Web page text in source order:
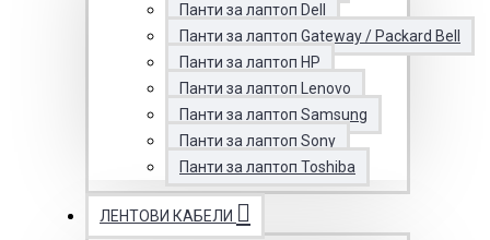
Панти за лаптоп Dell
Панти за лаптоп Gateway / Packard Bell
Панти за лаптоп HP
Панти за лаптоп Lenovo
Панти за лаптоп Samsung
Панти за лаптоп Sony
Панти за лаптоп Toshiba
ЛЕНТОВИ КАБЕЛИ